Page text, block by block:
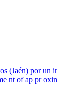
(Jaén) por
nt of ap pr